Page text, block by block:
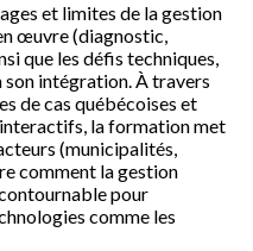
et limites de la gestion
œuvre (diagnostic,
que les défis techniques,
son intégration. À travers
de cas québécoises et
la formation met
(municipalités,
comment la gestion
pour
comme les